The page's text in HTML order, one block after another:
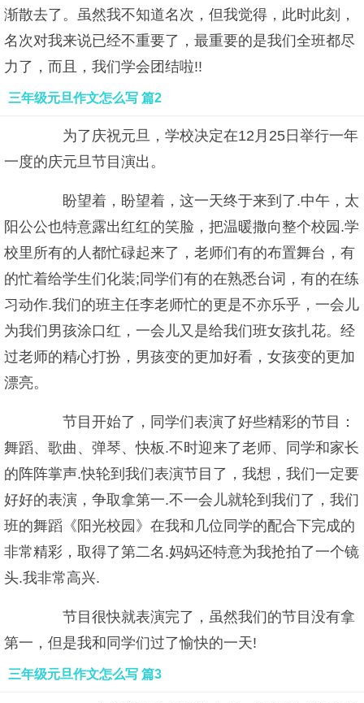
渐散去了。虽然我不知道名次，但我觉得，此时此刻，
名次对我来说已经不重要了，最重要的是我们全班都尽
力了，而且，我们学会团结啦!!
三年级元旦作文怎么写 篇2
为了庆祝元旦，学校决定在12月25日举行一年
一度的庆元旦节目演出。
盼望着，盼望着，这一天终于来到了.中午，太
阳公公也特意露出红红的笑脸，把温暖撒向整个校园.学
校里所有的人都忙碌起来了，老师们有的布置舞台，有
的忙着给学生们化装;同学们有的在熟悉台词，有的在练
习动作.我们的班主任李老师忙的更是不亦乐乎，一会儿
为我们男孩涂口红，一会儿又是给我们班女孩扎花。经
过老师的精心打扮，男孩变的更加好看，女孩变的更加
漂亮。
节目开始了，同学们表演了好些精彩的节目：
舞蹈、歌曲、弹琴、快板.不时迎来了老师、同学和家长
的阵阵掌声.快轮到我们表演节目了，我想，我们一定要
好好的表演，争取拿第一.不一会儿就轮到我们了，我们
班的舞蹈《阳光校园》在我和几位同学的配合下完成的
非常精彩，取得了第二名.妈妈还特意为我抢拍了一个镜
头.我非常高兴.
节目很快就表演完了，虽然我们的节目没有拿
第一，但是我和同学们过了愉快的一天!
三年级元旦作文怎么写 篇3